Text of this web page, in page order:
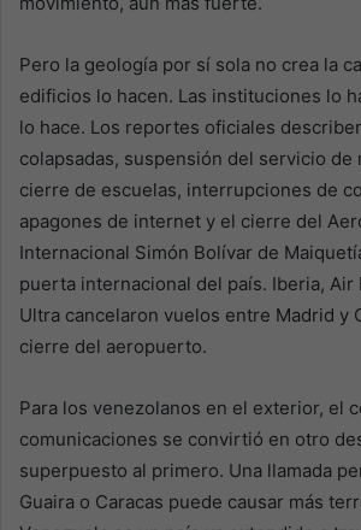
Pero la geología por sí sola no crea la
edificios lo hacen. Las instituciones lo
lo hace. Los reportes oficiales
colapsadas, suspensión del servicio de
cierre de escuelas, interrupciones de
apagones de internet y el cierre del
Internacional Simón Bolívar de
puerta internacional del país. Iberia, Air
Ultra cancelaron vuelos entre Madrid y
cierre del aeropuerto.
Para los venezolanos en el exterior, el
comunicaciones se convirtió en otro
superpuesto al primero. Una llamada
Guaira o Caracas puede causar más